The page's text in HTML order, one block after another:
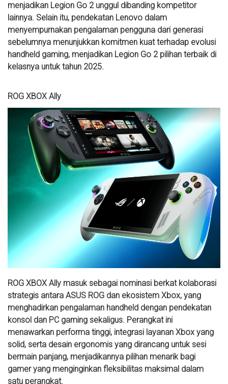
menjadikan Legion Go 2 unggul dibanding kompetitor
lainnya. Selain itu, pendekatan Lenovo dalam
menyempurnakan pengalaman pengguna dari generasi
sebelumnya menunjukkan komitmen kuat terhadap evolusi
handheld gaming, menjadikan Legion Go 2 pilihan terbaik di
kelasnya untuk tahun 2025.
ROG XBOX Ally
ROG XBOX Ally masuk sebagai nominasi berkat kolaborasi
strategis antara ASUS ROG dan ekosistem Xbox, yang
menghadirkan pengalaman handheld dengan pendekatan
konsol dan PC gaming sekaligus. Perangkat ini
menawarkan performa tinggi, integrasi layanan Xbox yang
solid, serta desain ergonomis yang dirancang untuk sesi
bermain panjang, menjadikannya pilihan menarik bagi
gamer yang menginginkan fleksibilitas maksimal dalam
satu perangkat.